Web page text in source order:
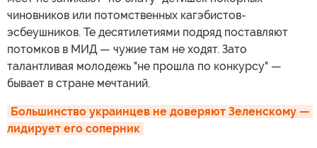
чиновников или потомственных кагэбистов-
эсбеушников. Те десятилетиями подряд поставляют
потомков в МИД — чужие там не ходят. Зато
талантливая молодежь "не прошла по конкурсу" —
бывает в стране мечтаний.
Большинство украинцев не доверяют Зеленскому —
лидирует его соперник